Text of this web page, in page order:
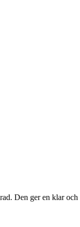
Den ger en klar